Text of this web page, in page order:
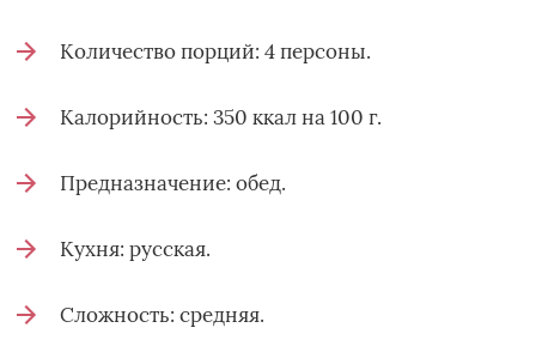
Количество порций: 4 персоны.
Калорийность: 350 ккал на 100 г.
Предназначение: обед.
Кухня: русская.
Сложность: средняя.